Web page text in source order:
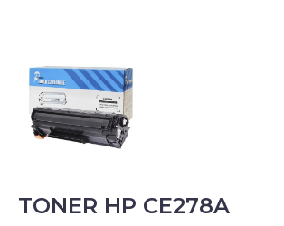
TONER HP CE278A